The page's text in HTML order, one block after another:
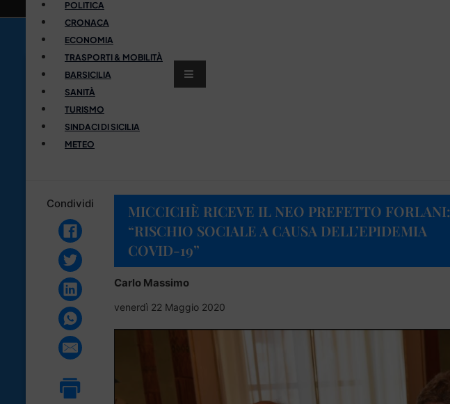
POLITICA
CRONACA
ECONOMIA
TRASPORTI & MOBILITÀ
BARSICILIA
SANITÀ
TURISMO
SINDACI DI SICILIA
METEO
Condividi
MICCICHÈ RICEVE IL NEO PREFETTO FORLANI:
“RISCHIO SOCIALE A CAUSA DELL’EPIDEMIA
COVID-19”
Carlo Massimo
venerdì 22 Maggio 2020